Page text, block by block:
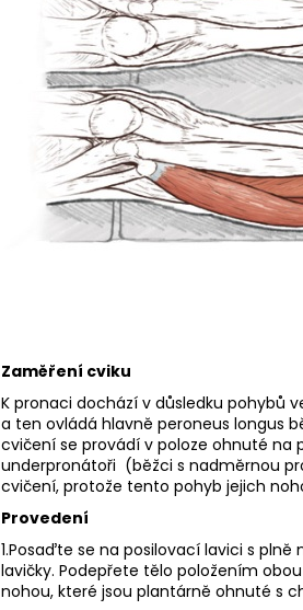
Zaměření cviku
K pronaci dochází v důsledku pohybů
a ten ovládá hlavně peroneus longus
cvičení se provádí v poloze ohnuté na
underpronátoři (běžci s nadměrnou
cvičení, protože tento pohyb jejich
Provedení
1.Posaďte se na posilovací lavici s
lavičky. Podepřete tělo položením
nohou, které jsou plantárně ohnuté s
BĚŽECKÉ RUKAVICE RONHILL CLASSIC
GLOVE
346 Kč
Původně:384 Kč